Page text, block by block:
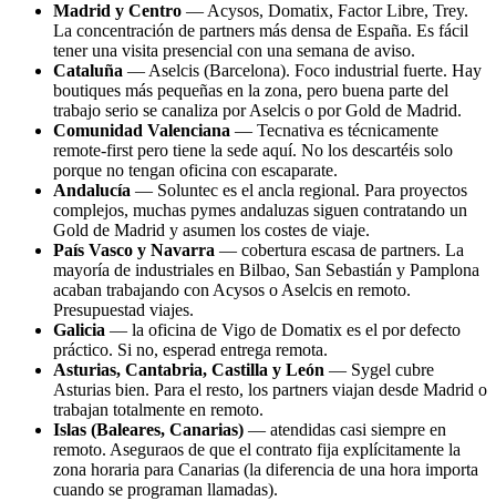
Madrid y Centro — Acysos, Domatix, Factor Libre, Trey.
La concentración de partners más densa de España. Es fácil
tener una visita presencial con una semana de aviso.
Cataluña — Aselcis (Barcelona). Foco industrial fuerte. Hay
boutiques más pequeñas en la zona, pero buena parte del
trabajo serio se canaliza por Aselcis o por Gold de Madrid.
Comunidad Valenciana — Tecnativa es técnicamente
remote-first pero tiene la sede aquí. No los descartéis solo
porque no tengan oficina con escaparate.
Andalucía — Soluntec es el ancla regional. Para proyectos
complejos, muchas pymes andaluzas siguen contratando un
Gold de Madrid y asumen los costes de viaje.
País Vasco y Navarra — cobertura escasa de partners. La
mayoría de industriales en Bilbao, San Sebastián y Pamplona
acaban trabajando con Acysos o Aselcis en remoto.
Presupuestad viajes.
Galicia — la oficina de Vigo de Domatix es el por defecto
práctico. Si no, esperad entrega remota.
Asturias, Cantabria, Castilla y León — Sygel cubre
Asturias bien. Para el resto, los partners viajan desde Madrid o
trabajan totalmente en remoto.
Islas (Baleares, Canarias) — atendidas casi siempre en
remoto. Aseguraos de que el contrato fija explícitamente la
zona horaria para Canarias (la diferencia de una hora importa
cuando se programan llamadas).